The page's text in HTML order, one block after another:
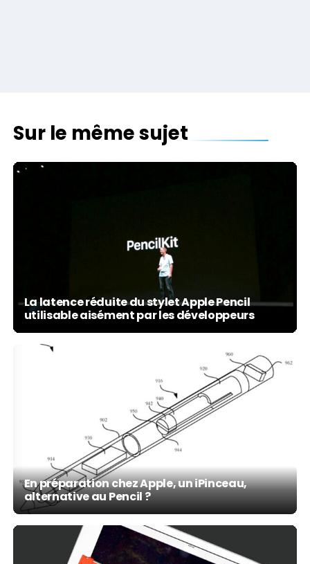
Sur le même sujet
La latence réduite du stylet Apple Pencil
utilisable aisément par les développeurs
En préparation chez Apple, un iPinceau,
alternative au Pencil ?